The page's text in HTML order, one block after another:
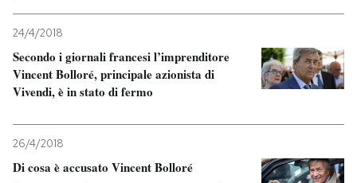
24/4/2018
Secondo i giornali francesi l’imprenditore
Vincent Bolloré, principale azionista di
Vivendi, è in stato di fermo
26/4/2018
Di cosa è accusato Vincent Bolloré